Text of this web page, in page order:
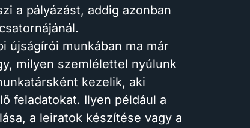
a pályázást, addig azonban
újságírói munkában ma már
milyen szemlélettel nyúlunk
kezelik, aki
feladatokat. Ilyen például a
a leiratok készítése vagy a